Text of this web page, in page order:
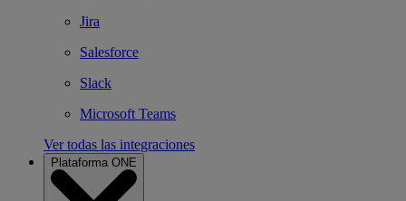
Jira
Salesforce
Slack
Microsoft Teams
Ver todas las integraciones
Plataforma ONE